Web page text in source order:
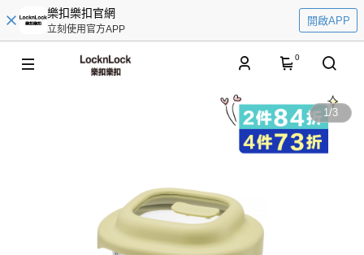
樂扣樂扣官網
立刻使用官方APP
開啟APP
0
1/3